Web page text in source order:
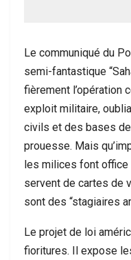
Le communiqué du
semi-fantastique
fièrement l’opération
exploit militaire,
civils et des bases de
prouesse. Mais
les milices font
servent de cartes de
sont des “stagiaires
Le projet de loi
fioritures. Il expose